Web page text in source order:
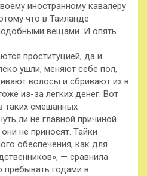
иностранному кавалеру
что в Таиланде
вещами. И опять
проституцией, да и
ушли, меняют себе пол,
волосы и сбривают их в
из-за легких денег. Вот
таких смешанных
ли не главной причиной
не приносят. Тайки
обеспечения, как для
— сравнила
пребывать годами в